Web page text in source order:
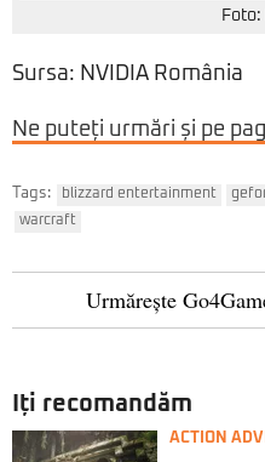
Foto:
Sursa: NVIDIA România
Ne puteți urmări și pe
Tags: blizzard entertainment
warcraft
Urmărește
Iți recomandăm
ACTION